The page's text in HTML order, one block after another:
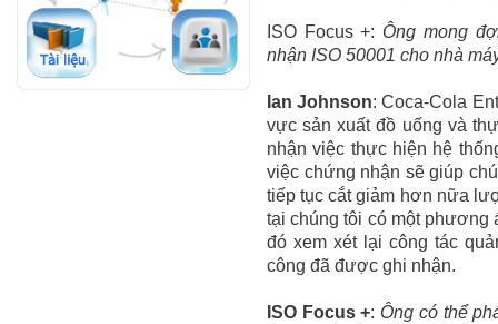
ISO Focus +: Ông mong
nhận ISO 50001 cho nhà
Ian Johnson: Coca-Cola
vực sản xuất đồ uống và
nhận việc thực hiện hệ
việc chứng nhận sẽ giúp
tiếp tục cắt giảm hơn nữa
tại chúng tôi có một phương
đó xem xét lại công tác
công đã được ghi nhận.
ISO Focus +: Ông có thể